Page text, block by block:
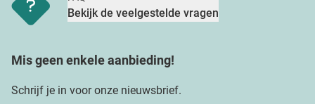
Bekijk de veelgestelde vragen
Mis geen enkele aanbieding!
Schrijf je in voor onze nieuwsbrief.